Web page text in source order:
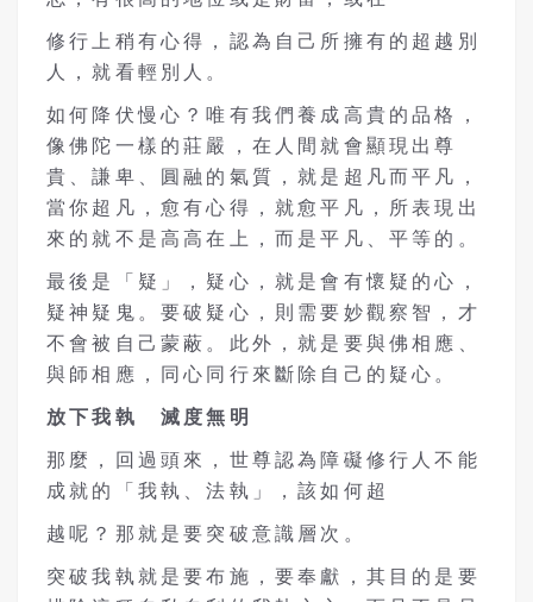
修行上稍有心得，認為自己所擁有的超越別
人，就看輕別人。
如何降伏慢心？唯有我們養成高貴的品格，
像佛陀一樣的莊嚴，在人間就會顯現出尊
貴、謙卑、圓融的氣質，就是超凡而平凡，
當你超凡，愈有心得，就愈平凡，所表現出
來的就不是高高在上，而是平凡、平等的。
最後是「疑」，疑心，就是會有懷疑的心，
疑神疑鬼。要破疑心，則需要妙觀察智，才
不會被自己蒙蔽。此外，就是要與佛相應、
與師相應，同心同行來斷除自己的疑心。
放下我執 滅度無明
那麼，回過頭來，世尊認為障礙修行人不能
成就的「我執、法執」，該如何超
越呢？那就是要突破意識層次。
突破我執就是要布施，要奉獻，其目的是要